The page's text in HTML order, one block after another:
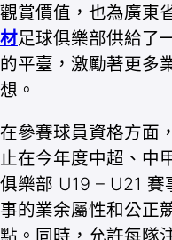
觀賞價值，也為廣東
材足球俱樂部供給了
的平臺，激勵著更多
想。
在參賽球員資格方面
止在今年度中超、中
俱樂部 U19 – U21
事的業余屬性和公正
點。同時，允許每隊